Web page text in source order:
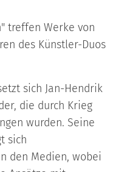
treffen Werke von
des Künstler-Duos
sich Jan-Hendrik
die durch Krieg
wurden. Seine
sich
den Medien, wobei